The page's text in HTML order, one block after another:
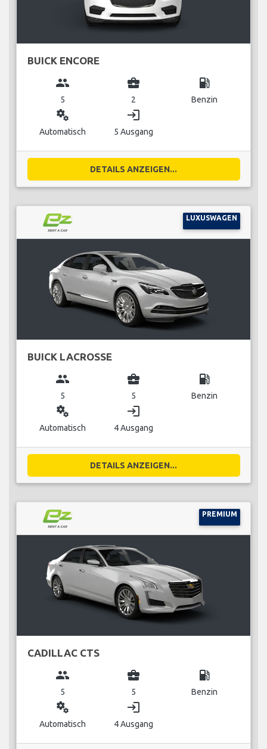
BUICK ENCORE
group
5
business_center
2
local_gas_station
Benzin
miscellaneous_services
Automatisch
login
5 Ausgang
DETAILS ANZEIGEN...
LUXUSWAGEN
BUICK LACROSSE
group
5
business_center
5
local_gas_station
Benzin
miscellaneous_services
Automatisch
login
4 Ausgang
DETAILS ANZEIGEN...
PREMIUM
CADILLAC CTS
group
5
business_center
5
local_gas_station
Benzin
miscellaneous_services
Automatisch
login
4 Ausgang